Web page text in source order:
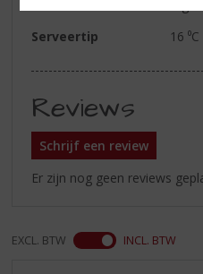
Serveertip
16 ⁰C
Reviews
Schrijf een review
Er zijn nog geen reviews
EXCL. BTW INCL. BTW